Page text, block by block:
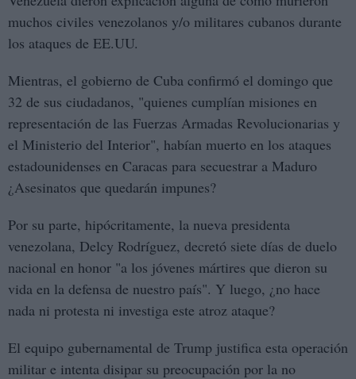
muchos civiles venezolanos y/o militares cubanos durante
los ataques de EE.UU.
Mientras, el gobierno de Cuba confirmó el domingo que
32 de sus ciudadanos, "quienes cumplían misiones en
representación de las Fuerzas Armadas Revolucionarias y
el Ministerio del Interior", habían muerto en los ataques
estadounidenses en Caracas para secuestrar a Maduro
¿Asesinatos que quedarán impunes?
Por su parte, hipócritamente, la nueva presidenta
venezolana, Delcy Rodríguez, decretó siete días de duelo
nacional en honor "a los jóvenes mártires que dieron su
vida en la defensa de nuestro país". Y luego, ¿no hace
nada ni protesta ni investiga este atroz ataque?
El equipo gubernamental de Trump justifica esta operación
militar e intenta disipar su preocupación por la no